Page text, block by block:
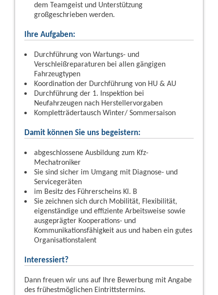
dem Teamgeist und Unterstützung
großgeschrieben werden.
Ihre Aufgaben:
Durchführung von Wartungs- und
Verschleißreparaturen bei allen gängigen
Fahrzeugtypen
Koordination der Durchführung von HU & AU
Durchführung der 1. Inspektion bei
Neufahrzeugen nach Herstellervorgaben
Kompletträdertausch Winter/ Sommersaison
Damit können Sie uns begeistern:
abgeschlossene Ausbildung zum Kfz-
Mechatroniker
Sie sind sicher im Umgang mit Diagnose- und
Servicegeräten
im Besitz des Führerscheins Kl. B
Sie zeichnen sich durch Mobilität, Flexibilität,
eigenständige und effiziente Arbeitsweise sowie
ausgeprägter Kooperations- und
Kommunikationsfähigkeit aus und haben ein gutes
Organisationstalent
Interessiert?
Dann freuen wir uns auf Ihre Bewerbung mit Angabe
des frühestmöglichen Eintrittstermins.